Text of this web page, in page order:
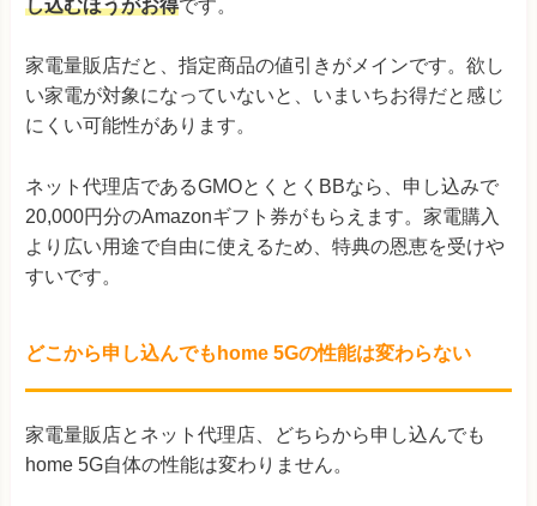
し込むほうがお得です。
家電量販店だと、指定商品の値引きがメインです。欲し
い家電が対象になっていないと、いまいちお得だと感じ
にくい可能性があります。
ネット代理店であるGMOとくとくBBなら、申し込みで
20,000円分のAmazonギフト券がもらえます。家電購入
より広い用途で自由に使えるため、特典の恩恵を受けや
すいです。
どこから申し込んでもhome 5Gの性能は変わらない
家電量販店とネット代理店、どちらから申し込んでも
home 5G自体の性能は変わりません。